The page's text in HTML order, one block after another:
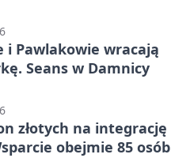
i Pawlakowie wracają
Seans w Damnicy
złotych na integrację
obejmie 85 osób